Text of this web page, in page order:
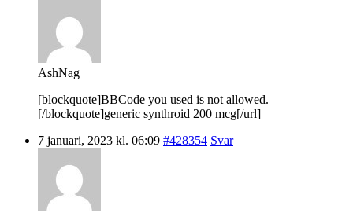
AshNag
[blockquote]BBCode you used is not allowed.
[/blockquote]generic synthroid 200 mcg[/url]
7 januari, 2023 kl. 06:09 #428354 Svar